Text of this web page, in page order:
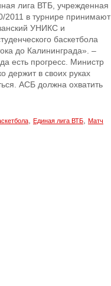
лига ВТБ, учрежденная
2011 в турнире принимают
УНИКС и
баскетбола
до Калининграда». –
есть прогресс. Министр
держит в своих руках
АСБ должна охватить
Единая лига ВТБ
Матч